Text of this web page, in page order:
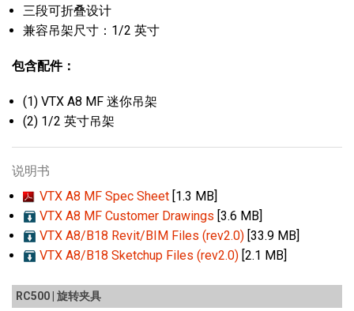
三段可折叠设计
兼容吊架尺寸：1/2 英寸
包含配件：
(1) VTX A8 MF 迷你吊架
(2) 1/2 英寸吊架
说明书
VTX A8 MF Spec Sheet [1.3 MB]
VTX A8 MF Customer Drawings [3.6 MB]
VTX A8/B18 Revit/BIM Files (rev2.0) [33.9 MB]
VTX A8/B18 Sketchup Files (rev2.0) [2.1 MB]
RC500 | 旋转夹具